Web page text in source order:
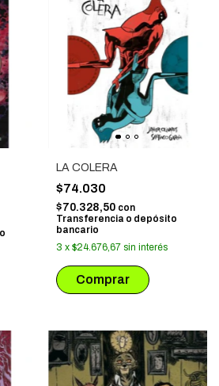
LA COLERA
$74.030
$70.328,50 con
Transferencia o depósito
bancario
3 x $24.676,67 sin interés